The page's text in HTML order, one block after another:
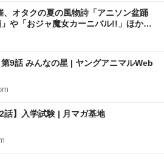
オタクの夏の風物詩「アニソン盆踊
や「おジャ魔女カーニバル!!」ほか
9話 みんなの星 | ヤングアニマルWeb
話】入学試験 | 月マガ基地